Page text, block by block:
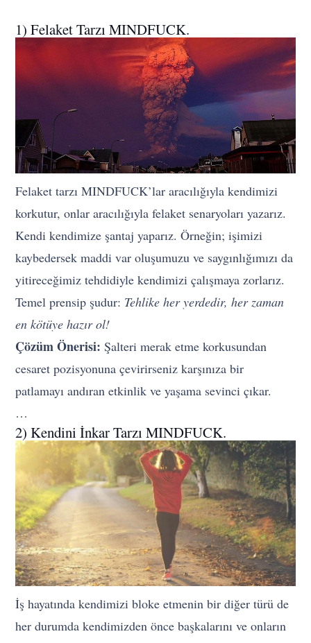
1) Felaket Tarzı MINDFUCK.
Felaket tarzı MINDFUCK’lar aracılığıyla kendimizi
korkutur, onlar aracılığıyla felaket senaryoları yazarız.
Kendi kendimize şantaj yaparız. Örneğin; işimizi
kaybedersek maddi var oluşumuzu ve saygınlığımızı da
yitireceğimiz tehdidiyle kendimizi çalışmaya zorlarız.
Temel prensip şudur: Tehlike her yerdedir, her zaman
en kötüye hazır ol!
Çözüm Önerisi: Şalteri merak etme korkusundan
cesaret pozisyonuna çevirirseniz karşınıza bir
patlamayı andıran etkinlik ve yaşama sevinci çıkar.
…
2) Kendini İnkar Tarzı MINDFUCK.
İş hayatında kendimizi bloke etmenin bir diğer türü de
her durumda kendimizden önce başkalarını ve onların